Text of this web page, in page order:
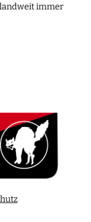
immer